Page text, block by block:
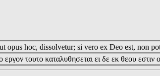
opus hoc, dissolvetur; si vero ex Deo est, non
τουτο καταλυθησεται ει δε εκ θεου εστιν